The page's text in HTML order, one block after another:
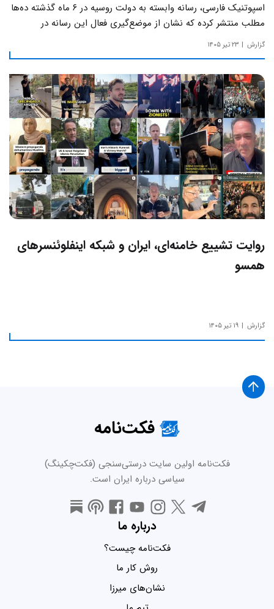
اسپوتنیک فارسی، رسانه وابسته به دولت روسیه در ۶ ماه گذشته ده‌ها
مطلب منتشر کرده که نشان از موضع‌گیری فعال این رسانه‌ در
حساس‌ترین مسائل چالش‌های داخلی ایران دارد.
گزارش ۲۳ تیر ۱۴۰۵
روایت تشییع خامنه‌ای، ایران و شبکه اینفلوئنسرهای
همسو
گزارش ۱۹ تیر ۱۴۰۵
فکت‌نامه
فکت‌نامه اولین سایت درستی‌سنجی (فکت‌چکینگ)
سیاسی درباره ایران است.
درباره ما
فکت‌نامه چیست؟
روش کار ما
نشان‌های میرزا